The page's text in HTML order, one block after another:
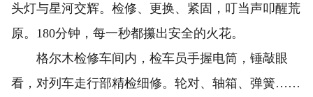
头灯与星河交辉。检修、更换、紧固，叮当声叩醒荒
原。180分钟，每一秒都攥出安全的火花。
格尔木检修车间内，检车员手握电筒，锤敲眼
看，对列车走行部精检细修。轮对、轴箱、弹簧……